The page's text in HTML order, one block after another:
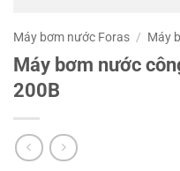
Máy bơm nước Foras / Máy
Máy bơm nước
200B